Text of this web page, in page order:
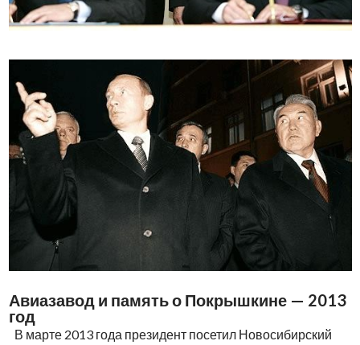
Авиазавод и память о Покрышкине — 2013
год
В марте 2013 года президент посетил Новосибирский